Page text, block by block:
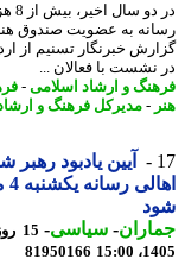
در دو سال
به عضویت صندوق هنر
خبرنگار تسنیم از
با فعالان ...
و ارشاد اسلامی-فرهنگ
-مدیرکل فرهنگ و ارشاد
آیین یادبود رهبر
اهالی
- سیاسی-
81950166